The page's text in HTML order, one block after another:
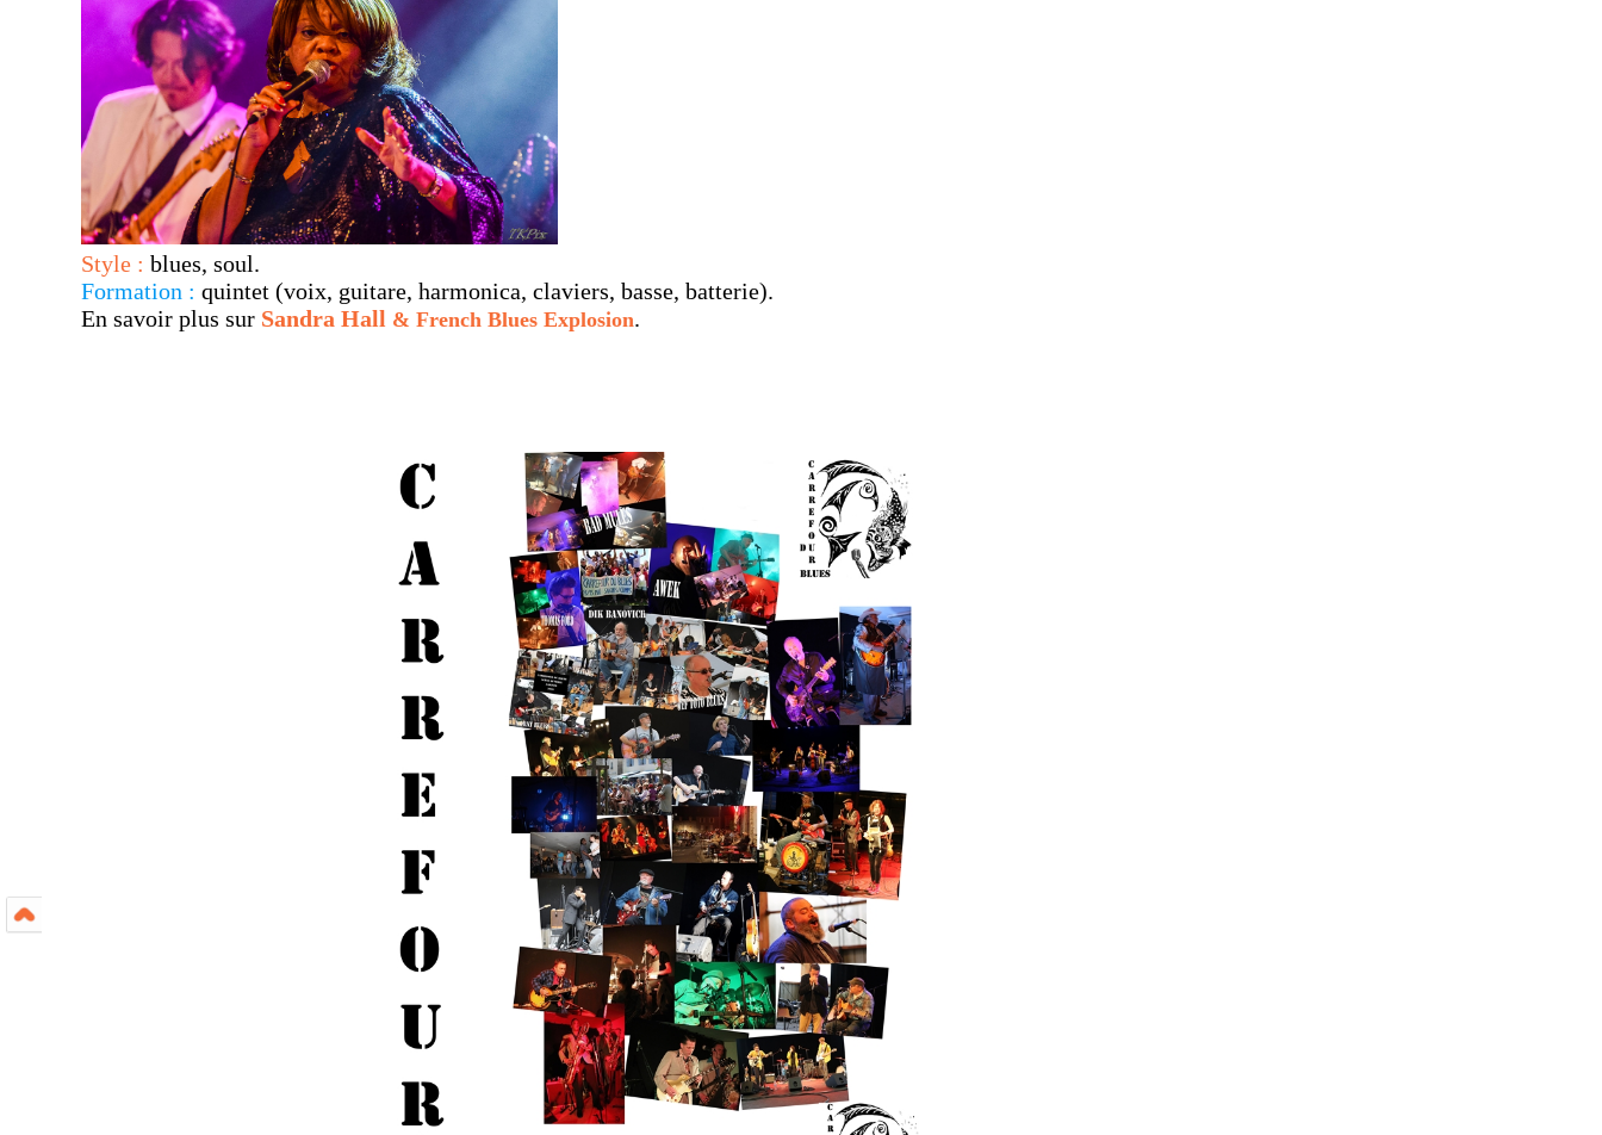
Style : blues, soul.
Formation : quintet (voix, guitare, harmonica, claviers, basse, batterie).
En savoir plus sur Sandra Hall & French Blues Explosion.